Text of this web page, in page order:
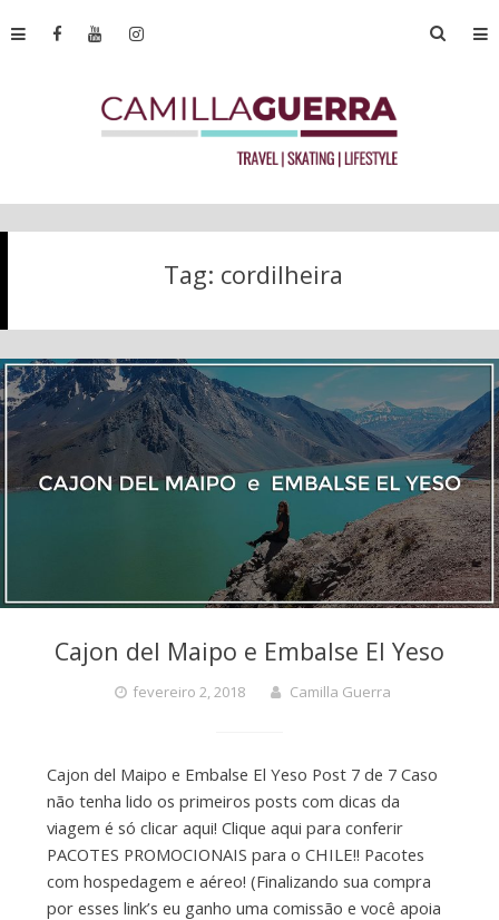
Tag: cordilheira
Cajon del Maipo e Embalse El Yeso
fevereiro 2, 2018 Camilla Guerra
Cajon del Maipo e Embalse El Yeso Post 7 de 7 Caso
não tenha lido os primeiros posts com dicas da
viagem é só clicar aqui! Clique aqui para conferir
PACOTES PROMOCIONAIS para o CHILE!! Pacotes
com hospedagem e aéreo! (Finalizando sua compra
por esses link’s eu ganho uma comissão e você apoia